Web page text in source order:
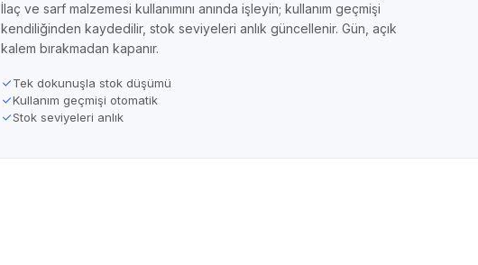
İlaç ve sarf malzemesi kullanımını anında işleyin; kullanım geçmişi
kendiliğinden kaydedilir, stok seviyeleri anlık güncellenir. Gün, açık
kalem bırakmadan kapanır.
Tek dokunuşla stok düşümü
Kullanım geçmişi otomatik
Stok seviyeleri anlık